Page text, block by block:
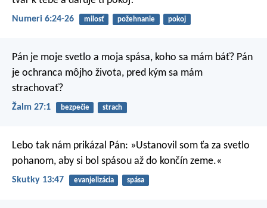
Numeri 6:24-26 milosť požehnanie pokoj
Pán je moje svetlo a moja spása, koho sa mám báť? Pán
je ochranca môjho života, pred kým sa mám
strachovať?
Žalm 27:1 bezpečie strach
Lebo tak nám prikázal Pán: »Ustanovil som ťa za svetlo
pohanom, aby si bol spásou až do končín zeme.«
Skutky 13:47 evanjelizácia spása